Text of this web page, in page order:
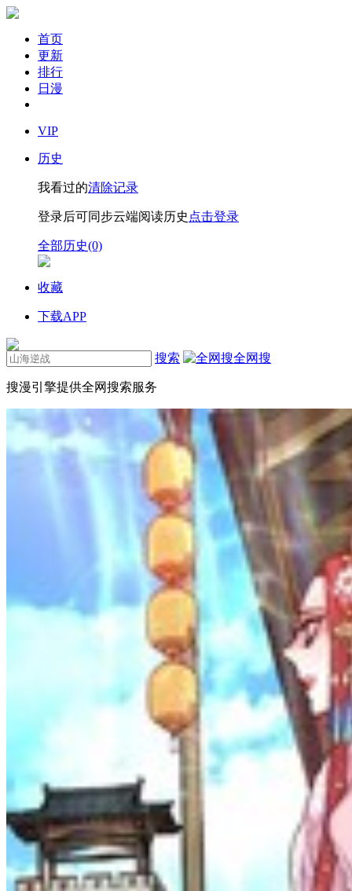
首页
更新
排行
日漫
VIP
历史
我看过的清除记录
登录后可同步云端阅读历史 点击登录
全部历史(0)
收藏
下载APP
搜索 全网搜
搜漫引擎提供全网搜索服务